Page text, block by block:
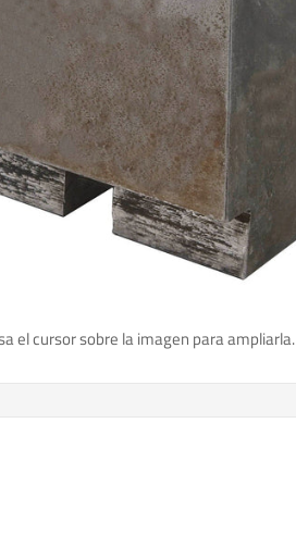
el cursor sobre la imagen para ampliarla.